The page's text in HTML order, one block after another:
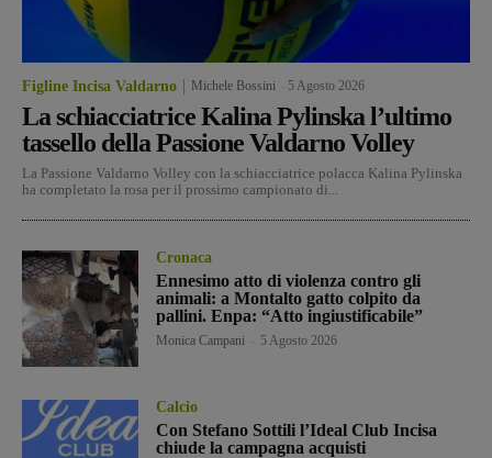
Figline Incisa Valdarno Michele Bossini 5 Agosto 2026
La schiacciatrice Kalina Pylinska l’ultimo
tassello della Passione Valdarno Volley
La Passione Valdarno Volley con la schiacciatrice polacca Kalina Pylinska
ha completato la rosa per il prossimo campionato di...
Cronaca
Ennesimo atto di violenza contro gli
animali: a Montalto gatto colpito da
pallini. Enpa: “Atto ingiustificabile”
Monica Campani 5 Agosto 2026
Calcio
Con Stefano Sottili l’Ideal Club Incisa
chiude la campagna acquisti